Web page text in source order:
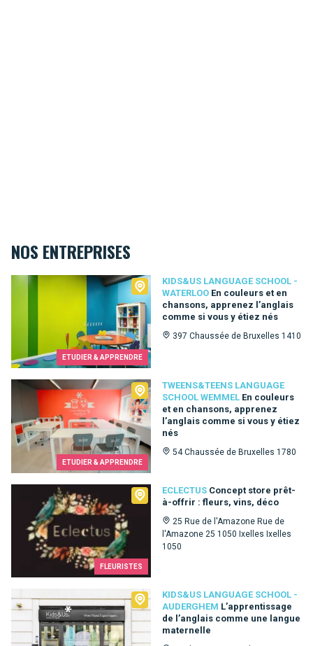
NOS ENTREPRISES
ETUDIER & APPRENDRE
KIDS&US LANGUAGE SCHOOL -
WATERLOO En couleurs et en
chansons, apprenez l’anglais
comme si vous y étiez nés
397 Chaussée de Bruxelles 1410
Kids&Us language school - Waterloo
ETUDIER & APPRENDRE
TWEENS&TEENS LANGUAGE
SCHOOL WEMMEL En couleurs
et en chansons, apprenez
l’anglais comme si vous y étiez
nés
54 Chaussée de Bruxelles 1780
Tweens&Teens language school Wemmel
FLEURISTES
ECLECTUS Concept store prêt-
à-offrir : fleurs, vins, déco
25 Rue de l'Amazone Rue de
l'Amazone 25 1050 Ixelles Ixelles
1050
KIDS&US LANGUAGE SCHOOL -
AUDERGHEM L’apprentissage
de l’anglais comme une langue
maternelle
Kids&Us language school - Auderghem